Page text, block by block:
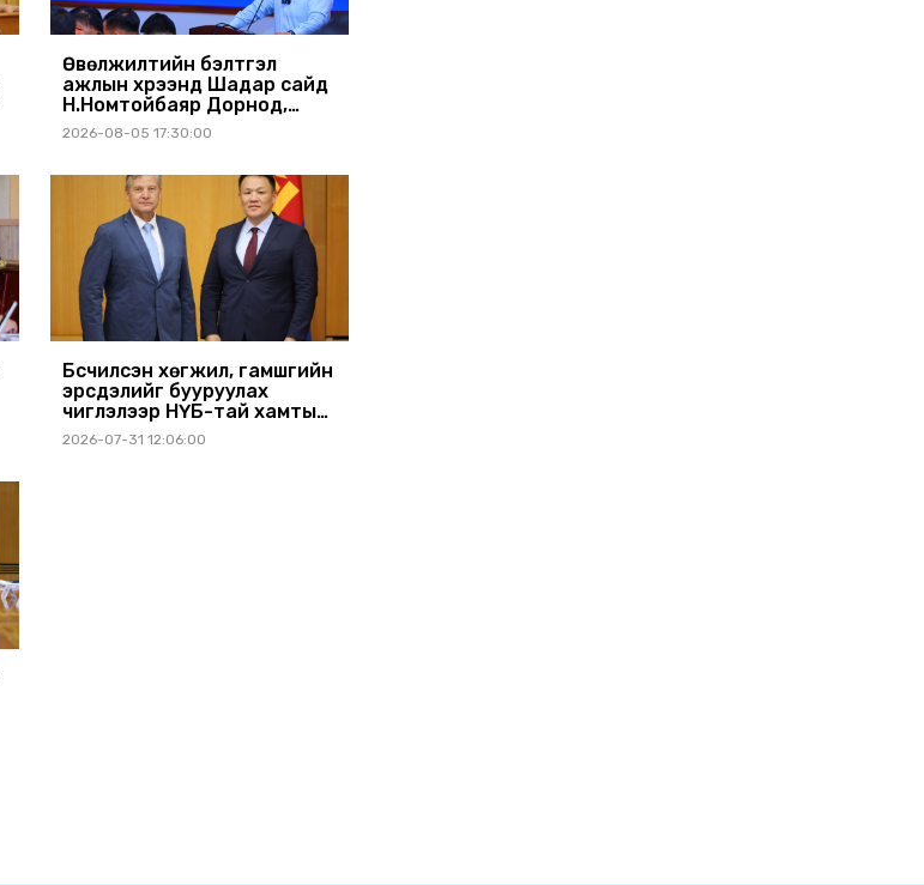
Өвөлжилтийн бэлтгэл
ажлын хүрээнд Шадар сайд
Н.Номтойбаяр Дорнод,
Сүхбаатар аймагт ажиллав
2026-08-05 17:30:00
Бүсчилсэн хөгжил, гамшгийн
эрсдэлийг бууруулах
чиглэлээр НҮБ-тай хамтын
ажиллагаагаа өргөжүүлэхээр
2026-07-31 12:06:00